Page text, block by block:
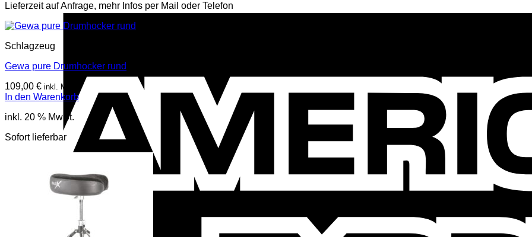
Lieferzeit auf Anfrage, mehr Infos per Mail oder Telefon
Schlagzeug
Gewa pure Drumhocker rund
109,00 € inkl. Mwst
In den Warenkorb
inkl. 20 % MwSt.
Sofort lieferbar